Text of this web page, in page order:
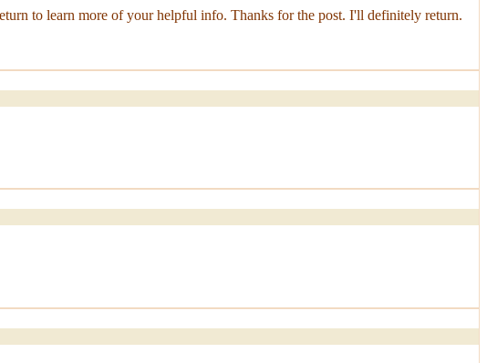
to learn more of your helpful info. Thanks for the post. I'll definitely return.